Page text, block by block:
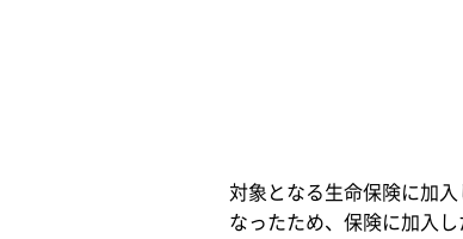
対象となる生命保険に加
なったため、保険に加入